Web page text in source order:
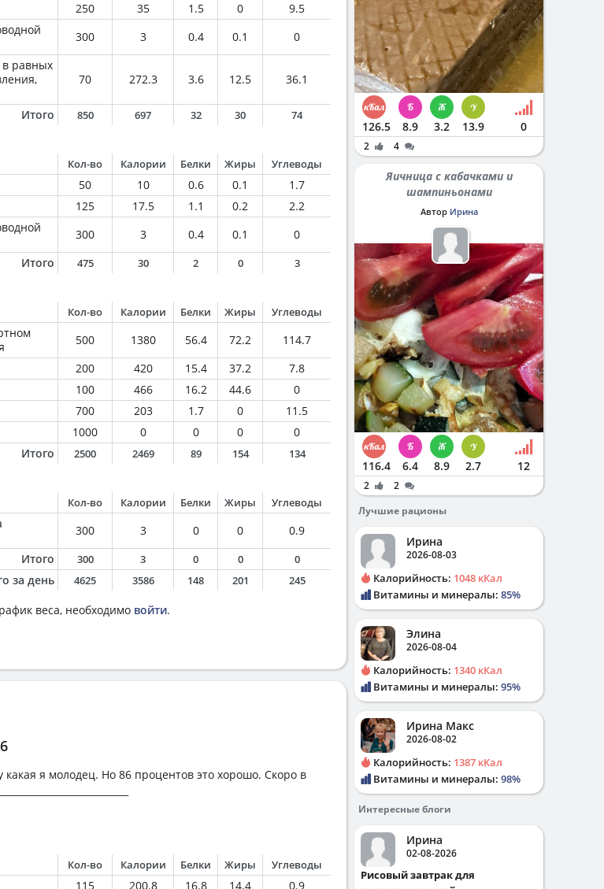
250 35 1.5 0
9.5
300 3 0.4 0.1
0
в равных
70 272.3 3.6 12.5 36.1
Итого 850 697 32 30 74
Кол-во Калории Белки Жиры Углеводы
50 10 0.6 0.1
1.7
125 17.5 1.1 0.2
2.2
300 3 0.4 0.1
0
Итого
475 30 2 0 3
Кол-во Калории Белки Жиры Углеводы
500 1380 56.4 72.2
114.7
200 420 15.4 37.2
7.8
100 466 16.2 44.6
0
700 203 1.7 0
11.5
1000 0 0 0
0
Итого
2500 2469 89 154 134
Кол-во Калории Белки Жиры Углеводы
300 3 0 0
0.9
Итого
300 3 0 0 0
за день 4625 3586 148 201 245
веса, необходимо войти.
я молодец. Но 86 процентов это хорошо. Скоро в
Кол-во Калории Белки Жиры Углеводы
115 200.8 16.8 14.4
0.9
126.5 8.9 3.2 13.9 0
2 4
Яичница с кабачками и
шампиньонами
Автор Ирина
116.4 6.4 8.9 2.7 12
2
2
Лучшие рационы
Ирина
2026-08-03
Калорийность: 1048 кКал
Витамины и минералы: 85%
Элина
2026-08-04
Калорийность: 1340 кКал
Витамины и минералы: 95%
Ирина Макс
2026-08-02
Калорийность: 1387 кКал
Витамины и минералы: 98%
Интересные блоги
Ирина
02-08-2026
Рисовый завтрак для